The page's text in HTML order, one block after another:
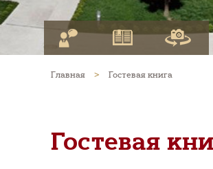
Главная > Гостевая книга
Гостевая